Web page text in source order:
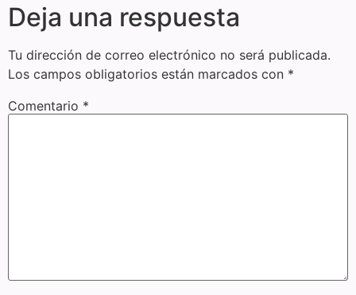
Deja una respuesta
Tu dirección de correo electrónico no será publicada.
Los campos obligatorios están marcados con *
Comentario *